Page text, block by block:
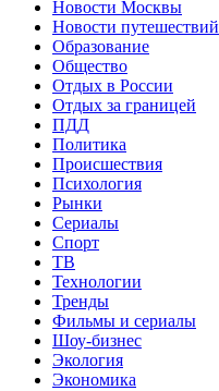
Новости Москвы
Новости путешествий
Образование
Общество
Отдых в России
Отдых за границей
ПДД
Политика
Происшествия
Психология
Рынки
Сериалы
Спорт
ТВ
Технологии
Тренды
Фильмы и сериалы
Шоу-бизнес
Экология
Экономика